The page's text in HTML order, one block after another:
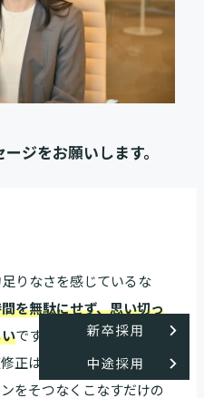
ジをお願いします。
りなさを感じているな
を無駄にせず、思い切っ
です。今の時代、万が一
正はいくらでも可能で
をそつなくこなすだけの